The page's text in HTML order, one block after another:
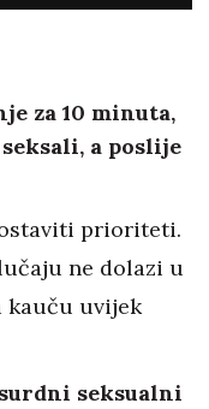
za 10 minuta,
a poslije
prioriteti.
ne dolazi u
kauču uvijek
seksualni